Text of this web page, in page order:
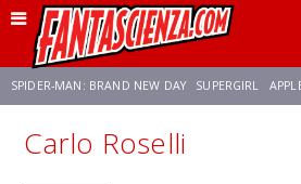
SPIDER-MAN: BRAND NEW DAY SUPERGIRL
FRANCO RICCIARDIELLO AVENGERS: DOOMSDAY
Carlo Roselli